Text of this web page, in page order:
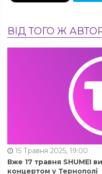
ВІД ТОГО Ж
15 Травня 2025, 19:00
Вже 17 травня SHUMEI
концертом у Тернополі